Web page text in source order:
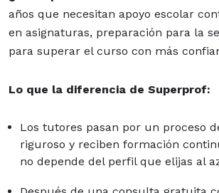
años que necesitan apoyo escolar
en asignaturas, preparación para la
para superar el curso con más
Lo que la diferencia de Superprof:
Los tutores pasan por un proceso
riguroso y reciben formación
no depende del perfil que elijas al